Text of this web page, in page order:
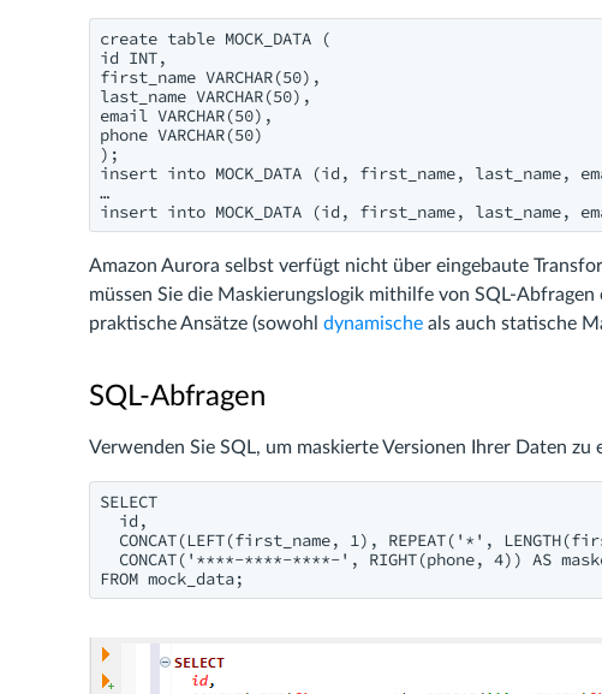
create table MOCK_DATA (
id INT,
first_name VARCHAR(50),
last_name VARCHAR(50),
email VARCHAR(50),
phone VARCHAR(50)
);
insert into MOCK_DATA (id, first_name,
…
insert into MOCK_DATA (id, first_name,
Amazon Aurora selbst verfügt nicht über eingebaute
müssen Sie die Maskierungslogik mithilfe von SQL-
praktische Ansätze (sowohl dynamische als auch statische
SQL-Abfragen
Verwenden Sie SQL, um maskierte Versionen Ihrer Daten zu
SELECT
id,
CONCAT(LEFT(first_name, 1), REPEAT('*',
CONCAT('****-****-****-', RIGHT(phone, 4)) AS
FROM mock_data;